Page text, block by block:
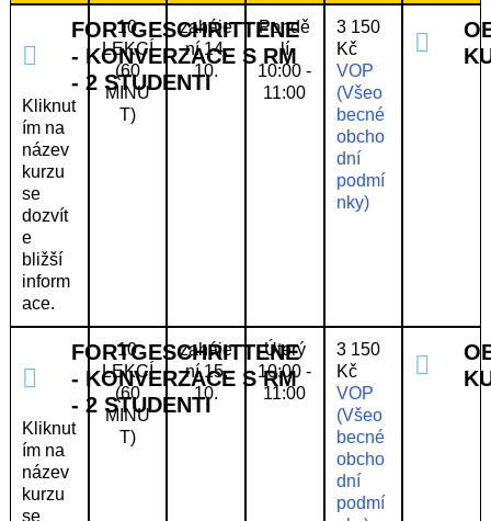
FORTGESCHRITTENE
- KONVERZACE S RM
- 2 STUDENTI
Kliknut
ím na
název
kurzu
se
dozvít
e
bližší
inform
ace.
10
LEKCÍ
(60
MINU
T)
zaháje
ní 14.
10.
Pondě
lí
10:00 -
11:00
3 150
Kč
VOP
(Všeo
becné
obcho
dní
podmí
nky)
FORTGESCHRITTENE
- KONVERZACE S RM
- 2 STUDENTI
Kliknut
ím na
název
kurzu
se
10
LEKCÍ
(60
MINU
T)
zaháje
ní 15.
10.
Úterý
10:00 -
11:00
3 150
Kč
VOP
(Všeo
becné
obcho
dní
podmí